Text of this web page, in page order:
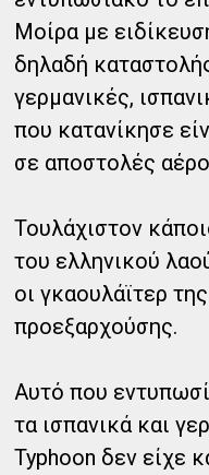
Μοίρα με
δηλαδή
γερμανικές,
που κατανίκησε
σε αποστολές
Τουλάχιστον
του ελληνικού
οι γκαουλάϊτερ
προεξαρχούσης.
Αυτό που
τα ισπανικά και
Typhoon δεν είχε